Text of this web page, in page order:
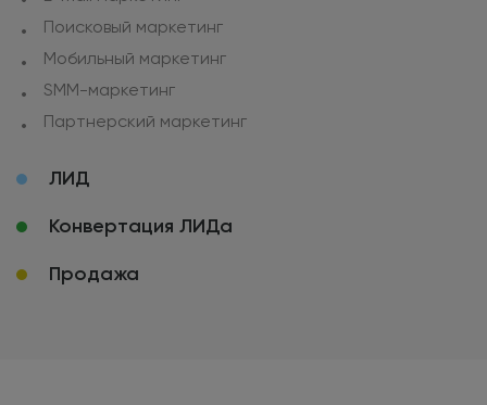
Поисковый маркетинг
Мобильный маркетинг
SMM-маркетинг
Партнерский маркетинг
ЛИД
Конвертация ЛИДа
Продажа